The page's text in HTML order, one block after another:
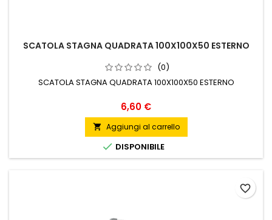
SCATOLA STAGNA QUADRATA 100X100X50 ESTERNO
(0)
SCATOLA STAGNA QUADRATA 100X100X50 ESTERNO
Prezzo
6,60 €
 Aggiungi al carrello
 DISPONIBILE
favorite_border